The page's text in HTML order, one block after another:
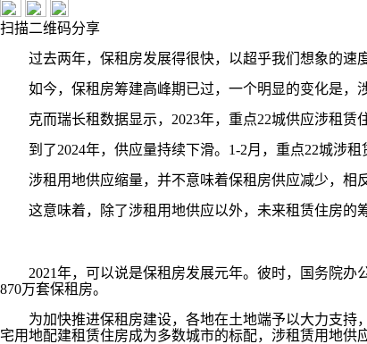
扫描二维码分享
过去两年，保租房发展得很快，以超乎我们想象的速度
如今，保租房筹建高峰期已过，一个明显的变化是，涉
克而瑞长租数据显示，2023年，重点22城供应涉租赁住
到了2024年，供应量持续下滑。1-2月，重点22城涉租
涉租用地供应缩量，并不意味着保租房供应减少，相反
这意味着，除了涉租用地供应以外，未来租赁住房的筹
2021年，可以说是保租房发展元年。彼时，国务院办
870万套保租房。
为加快推进保租房建设，各地在土地端予以大力支持，
宅用地配建租赁住房成为多数城市的标配，涉租赁用地供